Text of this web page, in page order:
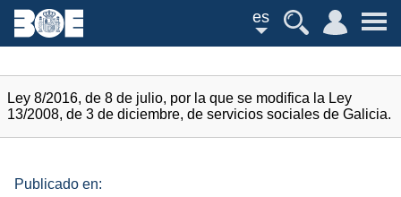
es
Ley 8/2016, de 8 de julio, por la que se modifica la Ley
13/2008, de 3 de diciembre, de servicios sociales de Galicia.
Publicado en: